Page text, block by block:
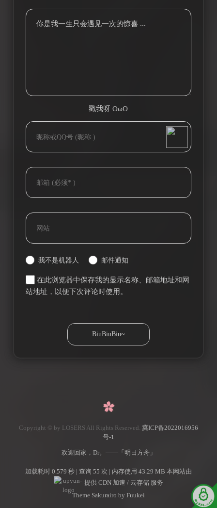
你是我一生只会遇见一次的惊喜 ...
戳我呀 OωO
Tieba
我不是机器人 邮件通知
在此浏览器中保存我的显示名称、邮箱地址和网
站地址，以便下次评论时使用。
Copyright © by LOSERS All Rights Reserved. 冀ICP备2022016956
号-1
欢迎回家，Dr。——「明日方舟」
加载耗时 0.579 秒 | 查询 55 次 | 内存使用 43.29 MB 本网站由
提供 CDN 加速 / 云存储 服务
Theme Sakurairo by Fuukei